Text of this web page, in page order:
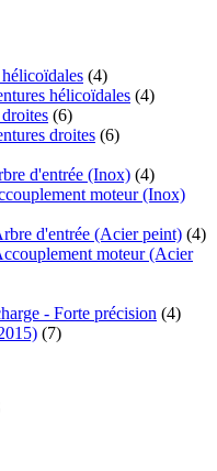
(4)
hélicoïdales (4)
(6)
droites (6)
d'entrée (Inox) (4)
moteur (Inox)
d'entrée (Acier peint) (4)
moteur (Acier
- Forte précision (4)
(7)